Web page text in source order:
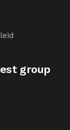
group